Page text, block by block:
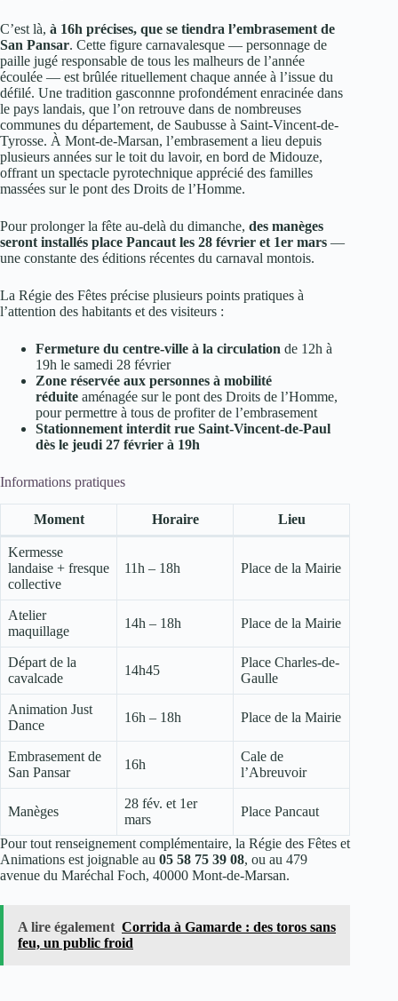
C’est là, à 16h précises, que se tiendra l’embrasement de
San Pansar. Cette figure carnavalesque — personnage de
paille jugé responsable de tous les malheurs de l’année
écoulée — est brûlée rituellement chaque année à l’issue du
défilé. Une tradition gasconnne profondément enracinée dans
le pays landais, que l’on retrouve dans de nombreuses
communes du département, de Saubusse à Saint-Vincent-de-
Tyrosse. À Mont-de-Marsan, l’embrasement a lieu depuis
plusieurs années sur le toit du lavoir, en bord de Midouze,
offrant un spectacle pyrotechnique apprécié des familles
massées sur le pont des Droits de l’Homme.
Pour prolonger la fête au-delà du dimanche, des manèges
seront installés place Pancaut les 28 février et 1er mars —
une constante des éditions récentes du carnaval montois.
La Régie des Fêtes précise plusieurs points pratiques à
l’attention des habitants et des visiteurs :
Fermeture du centre-ville à la circulation de 12h à
19h le samedi 28 février
Zone réservée aux personnes à mobilité
réduite aménagée sur le pont des Droits de l’Homme,
pour permettre à tous de profiter de l’embrasement
Stationnement interdit rue Saint-Vincent-de-Paul
dès le jeudi 27 février à 19h
Informations pratiques
Moment Horaire Lieu
Kermesse
landaise + fresque
collective
11h – 18h Place de la Mairie
Atelier
maquillage
14h – 18h Place de la Mairie
Départ de la
cavalcade
14h45
Place Charles-de-
Gaulle
Animation Just
Dance
16h – 18h Place de la Mairie
Embrasement de
San Pansar
16h
Cale de
l’Abreuvoir
Manèges
28 fév. et 1er
mars
Place Pancaut
Pour tout renseignement complémentaire, la Régie des Fêtes et
Animations est joignable au 05 58 75 39 08, ou au 479
avenue du Maréchal Foch, 40000 Mont-de-Marsan.
A lire également Corrida à Gamarde : des toros sans
feu, un public froid